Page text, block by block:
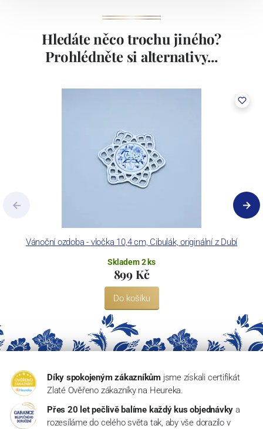
Hledáte něco trochu jiného?
Prohlédněte si alternativy...
Vánoční ozdoba - vločka 10,4 cm, Cibulák, originální z Dubí
Skladem 2 ks
899 Kč
Do košíku
Díky spokojeným zákazníkům jsme získali certifikát
Zlaté Ověřeno zákazníky na Heureka.
Přes 20 let pečlivě balíme každý kus objednávky a
rozesíláme do celého světa tak, aby vše dorazilo v